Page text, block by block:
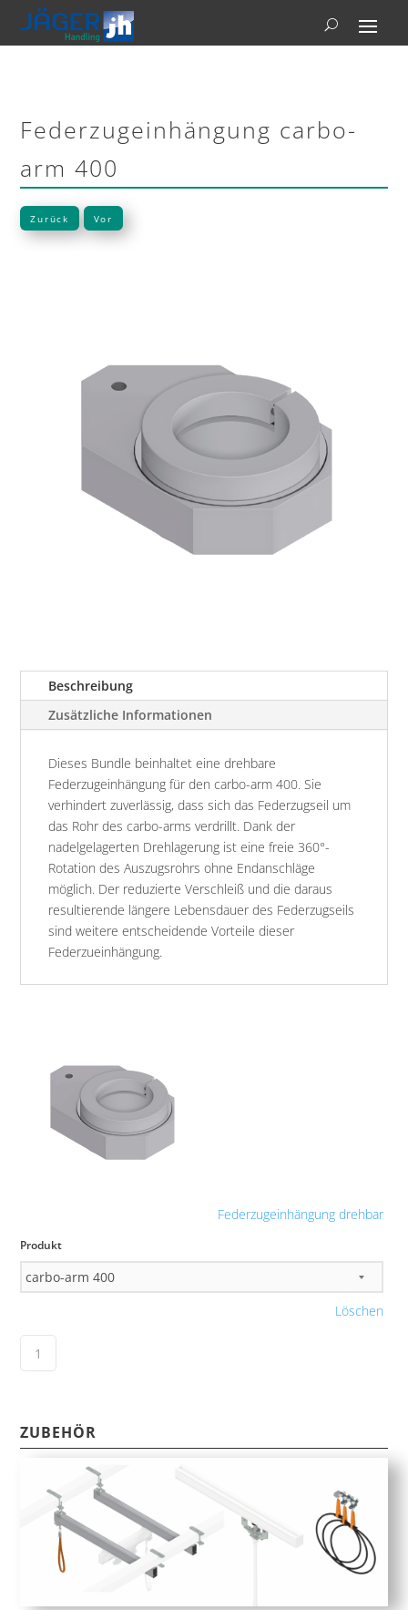
Federzugeinhängung carbo-
arm 400
Zurück Vor
Beschreibung
Zusätzliche Informationen
Dieses Bundle beinhaltet eine drehbare
Federzugeinhängung für den carbo-arm 400. Sie
verhindert zuverlässig, dass sich das Federzugseil um
das Rohr des carbo-arms verdrillt. Dank der
nadelgelagerten Drehlagerung ist eine freie 360°-
Rotation des Auszugsrohrs ohne Endanschläge
möglich. Der reduzierte Verschleiß und die daraus
resultierende längere Lebensdauer des Federzugseils
sind weitere entscheidende Vorteile dieser
Federzueinhängung.
Federzugeinhängung drehbar
Produkt
Löschen
ZUBEHÖR